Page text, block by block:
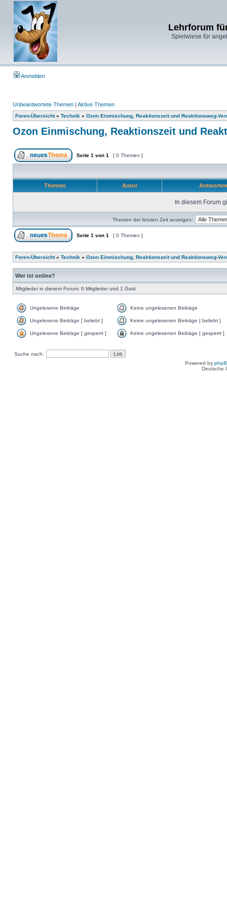
Lehrforum
Spielwiese für
Anmelden
Unbeantwortete Themen | Aktive Themen
Foren-Übersicht» Technik » Ozon Einmischung, Reaktionszeit und Reaktionsweg-
Ozon Einmischung, Reaktionszeit und
Seite 1 von 1 [ 0 Themen ]
Themen Autor
In diesem Forum
Themen der letzten Zeit anzeigen:
Seite 1 von 1 [ 0 Themen ]
Foren-Übersicht» Technik » Ozon Einmischung, Reaktionszeit und Reaktionsweg-
Wer ist online?
Mitglieder in diesem Forum: 0 Mitglieder und 1 Gast
Ungelesene Beiträge Keine ungelesenen Beiträge
Ungelesene Beiträge [ beliebt ] Keine ungelesenen Beiträge [ beliebt ]
Ungelesene Beiträge [ gesperrt ] Keine ungelesenen Beiträge [ gesperrt ]
Suche nach:
Powered by
Deutsche